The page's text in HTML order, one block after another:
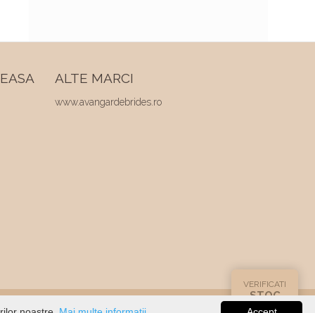
ALTE MARCI
www.avangardebrides.ro
VERIFICATI
STOC